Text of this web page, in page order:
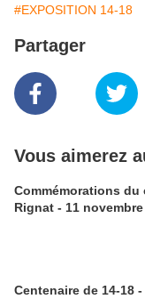
#EXPOSITION 14-18
Partager
Vous aimerez
Commémorations du
Rignat - 11 novembre
Centenaire de 14-18